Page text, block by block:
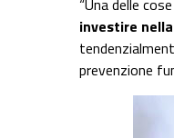
“Una delle
investire
prevenzione